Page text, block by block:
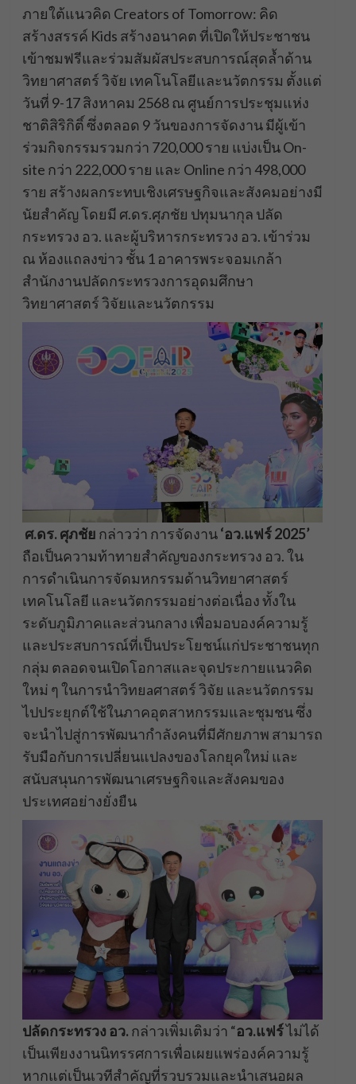
ภายใต้แนวคิด Creators of Tomorrow: คิด
สร้างสรรค์ Kids สร้างอนาคต ที่เปิดให้ประชาชน
เข้าชมฟรีและร่วมสัมผัสประสบการณ์สุดล้ำด้าน
วิทยาศาสตร์ วิจัย เทคโนโลยีและนวัตกรรม ตั้งแต่
วันที่ 9-17 สิงหาคม 2568 ณ ศูนย์การประชุมแห่ง
ชาติสิริกิติ์ ซึ่งตลอด 9 วันของการจัดงาน มีผู้เข้า
ร่วมกิจกรรมรวมกว่า 720,000 ราย แบ่งเป็น On-
site กว่า 222,000 ราย และ Online กว่า 498,000
ราย สร้างผลกระทบเชิงเศรษฐกิจและสังคมอย่างมี
นัยสำคัญ โดยมี ศ.ดร.ศุภชัย ปทุมนากุล ปลัด
กระทรวง อว. และผู้บริหารกระทรวง อว. เข้าร่วม
ณ ห้องแถลงข่าว ชั้น 1 อาคารพระจอมเกล้า
สำนักงานปลัดกระทรวงการอุดมศึกษา
วิทยาศาสตร์ วิจัยและนวัตกรรม
ศ.ดร. ศุภชัย กล่าวว่า การจัดงาน‘อว.แฟร์ 2025’
ถือเป็นความท้าทายสำคัญของกระทรวง อว. ใน
การดำเนินการจัดมหกรรมด้านวิทยาศาสตร์
เทคโนโลยี และนวัตกรรมอย่างต่อเนื่อง ทั้งใน
ระดับภูมิภาคและส่วนกลาง เพื่อมอบองค์ความรู้
และประสบการณ์ที่เป็นประโยชน์แก่ประชาชนทุก
กลุ่ม ตลอดจนเปิดโอกาสและจุดประกายแนวคิด
ใหม่ ๆ ในการนำวิทยaศาสตร์ วิจัย และนวัตกรรม
ไปประยุกต์ใช้ในภาคอุตสาหกรรมและชุมชน ซึ่ง
จะนำไปสู่การพัฒนากำลังคนที่มีศักยภาพ สามารถ
รับมือกับการเปลี่ยนแปลงของโลกยุคใหม่ และ
สนับสนุนการพัฒนาเศรษฐกิจและสังคมของ
ประเทศอย่างยั่งยืน
ปลัดกระทรวง อว. กล่าวเพิ่มเติมว่า “อว.แฟร์ไม่ได้
เป็นเพียงงานนิทรรศการเพื่อเผยแพร่องค์ความรู้
หากแต่เป็นเวทีสำคัญที่รวบรวมและนำเสนอผล